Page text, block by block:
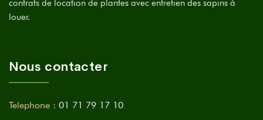
contrats de location de plantes avec entretien des sapins à
louer.
Nous contacter
Telephone : 01 71 79 17 10